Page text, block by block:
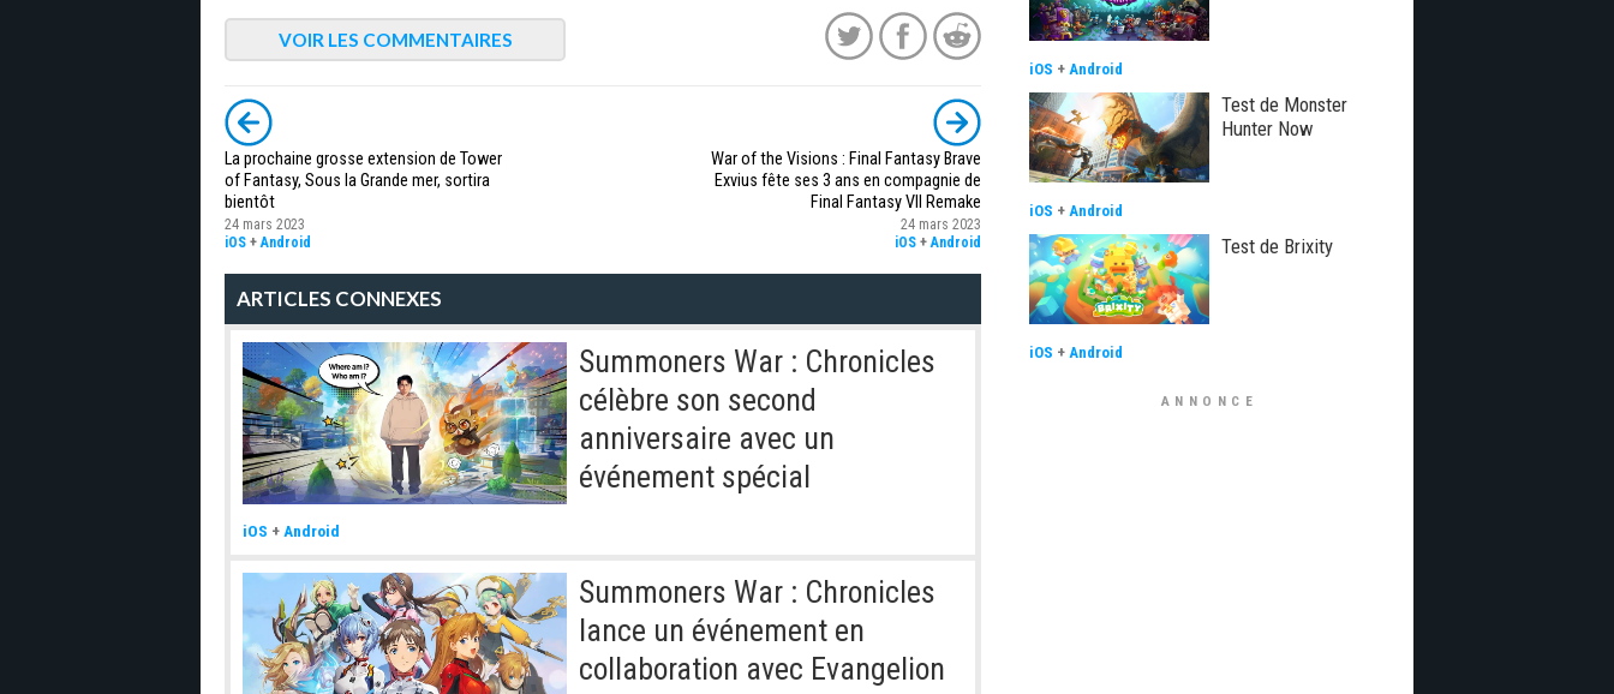
VOIR LES COMMENTAIRES
La prochaine grosse extension de Tower
of Fantasy, Sous la Grande mer, sortira
bientôt
24 mars 2023
iOS + Android
War of the Visions : Final Fantasy Brave
Exvius fête ses 3 ans en compagnie de
Final Fantasy VII Remake
24 mars 2023
iOS + Android
ARTICLES CONNEXES
Summoners War : Chronicles
célèbre son second
anniversaire avec un
événement spécial
iOS + Android
Summoners War : Chronicles
lance un événement en
collaboration avec Evangelion
iOS + Android
Test de Monster
Hunter Now
iOS + Android
Test de Brixity
iOS + Android
ANNONCE